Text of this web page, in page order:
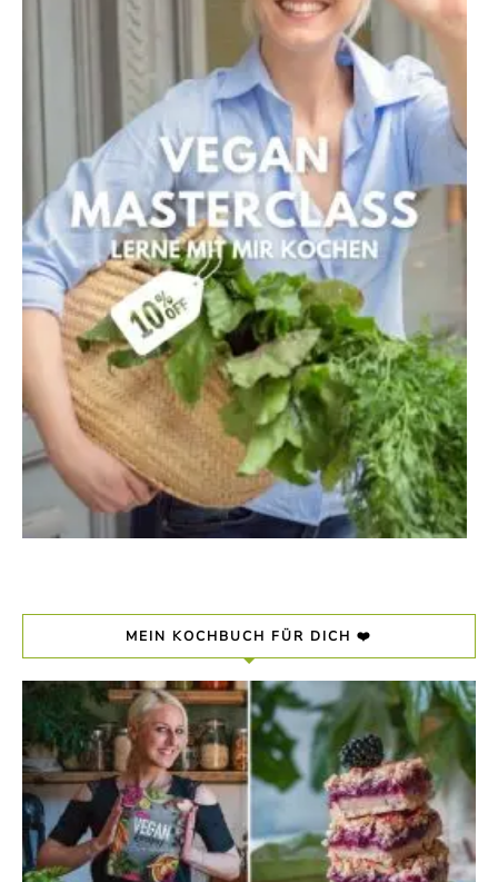
MEIN KOCHBUCH FÜR DICH ❤️